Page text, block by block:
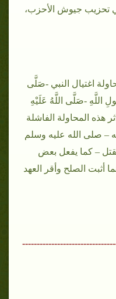
تحزيب جيوش الأحزب،
اغتيال النبي -صَلَّى
اللَّهِ -صَلَّى اللَّهُ عَلَيْهِ
هذه المحاولة الفاشلة
– صلى الله عليه وسلم
– كما يفعل بعض
أثبت الصلح وأقر العهد